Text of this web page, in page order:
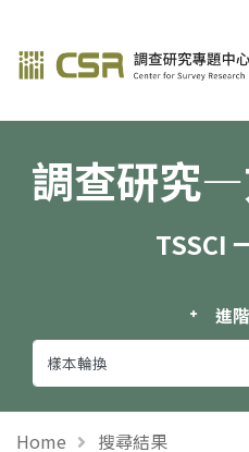
調查研究—方
調查研究—
TSSCI
進
Home 搜尋結果